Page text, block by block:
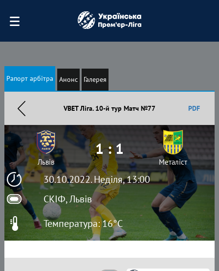
Рапорт арбітра Анонс Галерея
VBET Ліга. 10-й тур Матч №77 PDF
30.10.2022. Неділя, 13:00
СКІФ, Львів
Львів
1 : 1
Металіст
Температура: 16°C